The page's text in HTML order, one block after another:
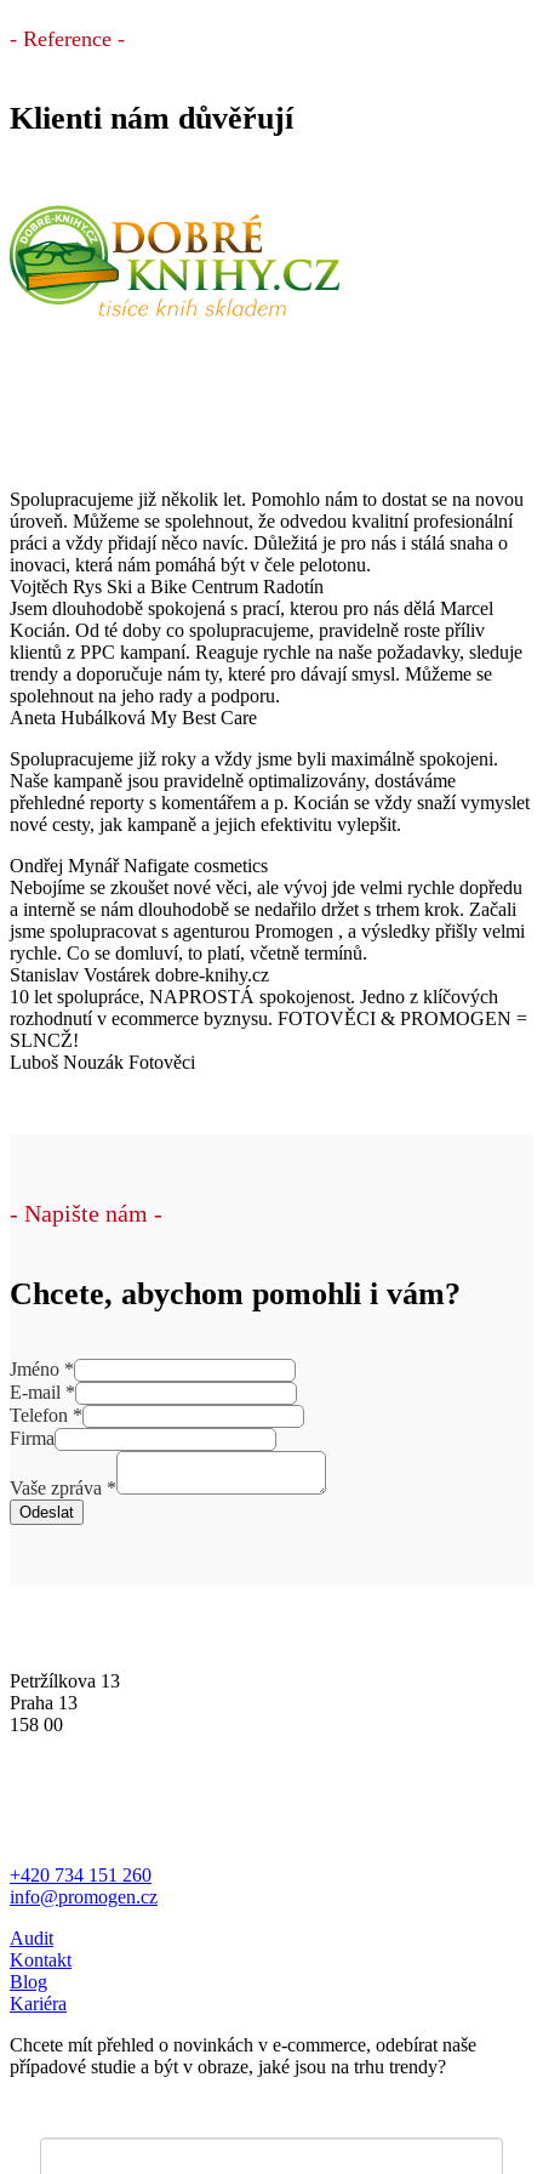
- Reference -
Klienti nám důvěřují
Spolupracujeme již několik let. Pomohlo nám to dostat se na novou
úroveň. Můžeme se spolehnout, že odvedou kvalitní profesionální
práci a vždy přidají něco navíc. Důležitá je pro nás i stálá snaha o
inovaci, která nám pomáhá být v čele pelotonu.
Vojtěch Rys Ski a Bike Centrum Radotín
Jsem dlouhodobě spokojená s prací, kterou pro nás dělá Marcel
Kocián. Od té doby co spolupracujeme, pravidelně roste příliv
klientů z PPC kampaní. Reaguje rychle na naše požadavky, sleduje
trendy a doporučuje nám ty, které pro dávají smysl. Můžeme se
spolehnout na jeho rady a podporu.
Aneta Hubálková My Best Care
Spolupracujeme již roky a vždy jsme byli maximálně spokojeni.
Naše kampaně jsou pravidelně optimalizovány, dostáváme
přehledné reporty s komentářem a p. Kocián se vždy snaží vymyslet
nové cesty, jak kampaně a jejich efektivitu vylepšit.
Ondřej MynářNafigate cosmetics
Nebojíme se zkoušet nové věci, ale vývoj jde velmi rychle dopředu
a interně se nám dlouhodobě se nedařilo držet s trhem krok. Začali
jsme spolupracovat s agenturou Promogen , a výsledky přišly velmi
rychle. Co se domluví, to platí, včetně termínů.
Stanislav Vostárek dobre-knihy.cz
10 let spolupráce, NAPROSTÁ spokojenost. Jedno z klíčových
rozhodnutí v ecommerce byznysu. FOTOVĚCI & PROMOGEN =
SLNCŽ!
Luboš Nouzák Fotověci
- Napište nám -
Chcete, abychom pomohli i vám?
Jméno *
E-mail *
Telefon *
Firma
Vaše zpráva *
Odeslat
Petržílkova 13
Praha 13
158 00
+420 734 151 260
info@promogen.cz
Audit
Kontakt
Blog
Kariéra
Chcete mít přehled o novinkách v e-commerce, odebírat naše
případové studie a být v obraze, jaké jsou na trhu trendy?